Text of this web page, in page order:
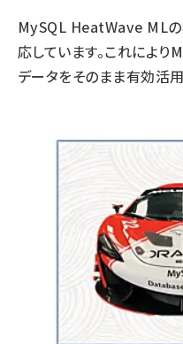
MySQL HeatWave ML
応しています。これによ
データをそのまま有効活用